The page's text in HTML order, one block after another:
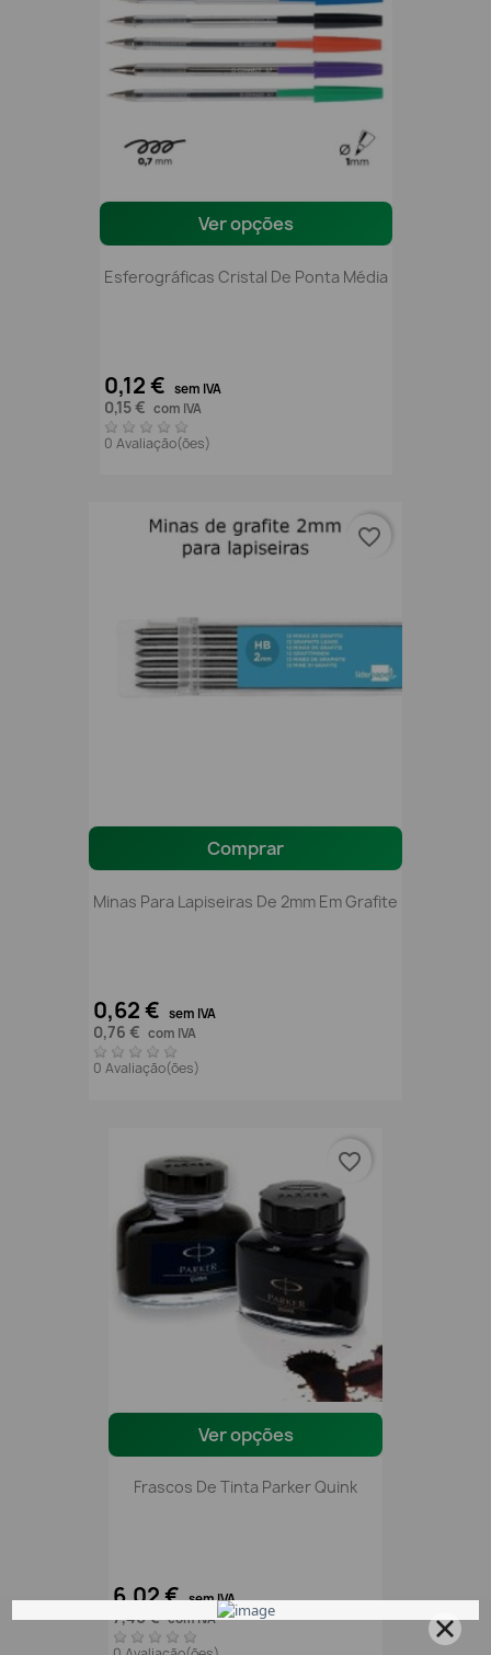
Ver opções
Esferográficas Cristal De Ponta Média
0,12 € sem IVA
0,15 € com IVA
0 Avaliação(ões)
Comprar
Minas Para Lapiseiras De 2mm Em Grafite
0,62 € sem IVA
0,76 € com IVA
0 Avaliação(ões)
favorite_border
Ver opções
Frascos De Tinta Parker Quink
6,02 € sem IVA
7,40 € com IVA
favorite_border